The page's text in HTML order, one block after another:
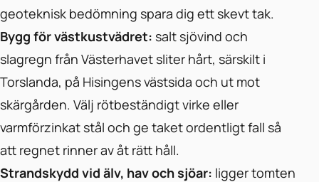
geoteknisk bedömning spara dig ett skevt tak.
Bygg för västkustvädret: salt sjövind och
slagregn från Västerhavet sliter hårt, särskilt i
Torslanda, på Hisingens västsida och ut mot
skärgården. Välj rötbeständigt virke eller
varmförzinkat stål och ge taket ordentligt fall så
att regnet rinner av åt rätt håll.
Strandskydd vid älv, hav och sjöar: ligger tomten